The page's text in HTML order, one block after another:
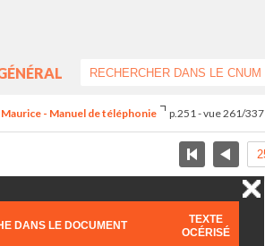
- Manuel de téléphonie p.251 - vue 261/337
DANS LE DOCUMENT
TEXTE
OCÉRISÉ